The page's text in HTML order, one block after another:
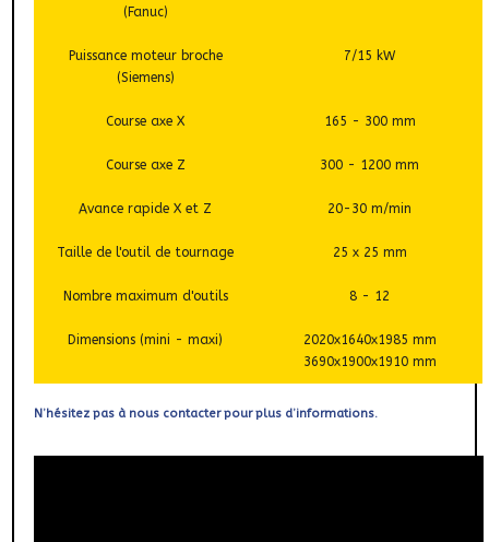
(Fanuc)
Puissance moteur broche
(Siemens)
7/15 kW
Course axe X 165 - 300 mm
Course axe Z 300 - 1200 mm
Avance rapide X et Z 20-30 m/min
Taille de l'outil de tournage 25 x 25 mm
Nombre maximum d'outils 8 - 12
Dimensions (mini - maxi)
2020x1640x1985 mm
3690x1900x1910 mm
N’hésitez pas à nous contacter pour plus d’informations.